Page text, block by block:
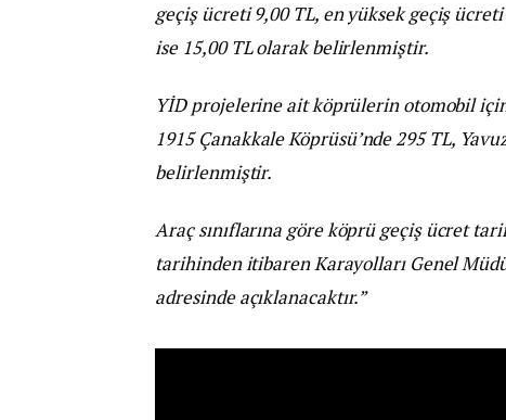
geçiş ücreti 9,00 TL, en yüksek geçiş
ise 15,00 TL olarak belirlenmiştir.
YİD projelerine ait köprülerin otomobil
1915 Çanakkale Köprüsü’nde 295 TL,
belirlenmiştir.
Araç sınıflarına göre köprü geçiş ücret
tarihinden itibaren Karayolları Genel
adresinde açıklanacaktır.”